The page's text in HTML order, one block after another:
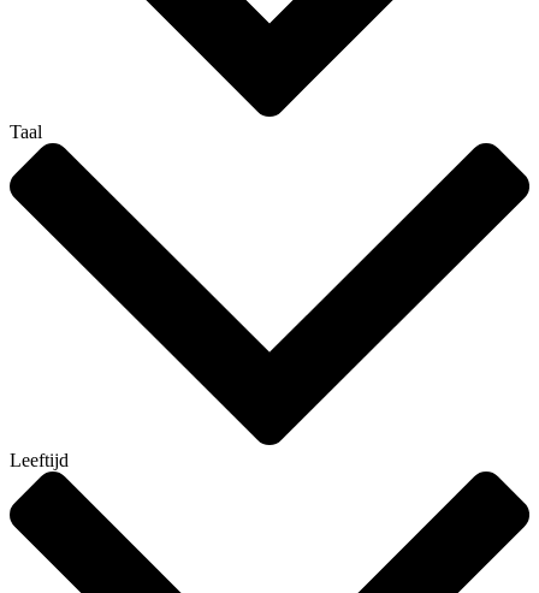
Taal
Leeftijd